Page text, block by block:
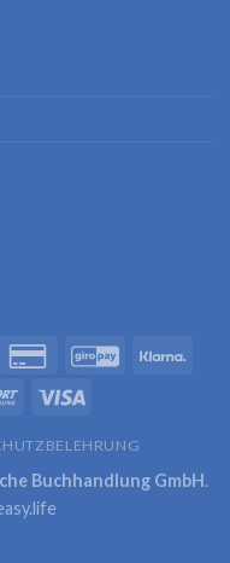
Buchhandlung GmbH.